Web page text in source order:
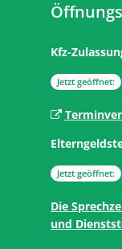
Kfz-
Klicken, um
Jetzt geöffnet:
Klicken, um
Jetzt geöffnet:
Die
und